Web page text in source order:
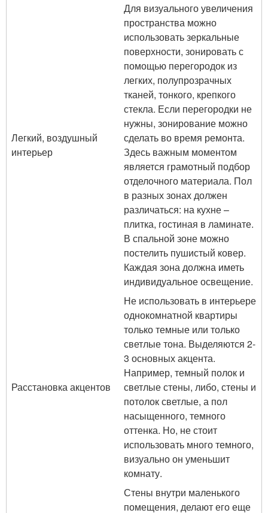
Легкий, воздушный
интерьер
Для визуального увеличения
пространства можно
использовать зеркальные
поверхности, зонировать с
помощью перегородок из
легких, полупрозрачных
тканей, тонкого, крепкого
стекла. Если перегородки не
нужны, зонирование можно
сделать во время ремонта.
Здесь важным моментом
является грамотный подбор
отделочного материала. Пол
в разных зонах должен
различаться: на кухне –
плитка, гостиная в ламинате.
В спальной зоне можно
постелить пушистый ковер.
Каждая зона должна иметь
индивидуальное освещение.
Расстановка акцентов
Не использовать в интерьере
однокомнатной квартиры
только темные или только
светлые тона. Выделяются 2-
3 основных акцента.
Например, темный полок и
светлые стены, либо, стены и
потолок светлые, а пол
насыщенного, темного
оттенка. Но, не стоит
использовать много темного,
визуально он уменьшит
комнату.
Стены внутри маленького
помещения, делают его еще